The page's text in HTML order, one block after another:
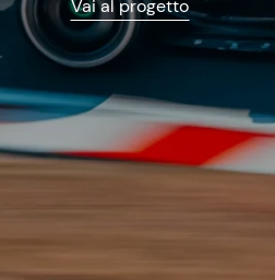
Vai al progetto